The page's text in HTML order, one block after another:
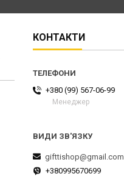
КОНТАКТИ
+380 (99) 567-06-99
Менеджер
gifttishop@gmail.com
+380995670699